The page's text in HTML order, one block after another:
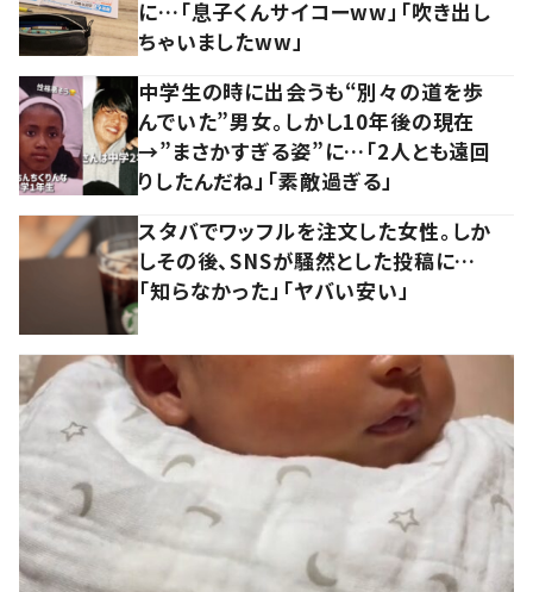
に…「息子くんサイコーww」「吹き出し
ちゃいましたww」
中学生の時に出会うも“別々の道を歩
んでいた”男女。しかし10年後の現在
→”まさかすぎる姿”に…「2人とも遠回
りしたんだね」「素敵過ぎる」
スタバでワッフルを注文した女性。しか
しその後、SNSが騒然とした投稿に…
「知らなかった」「ヤバい安い」